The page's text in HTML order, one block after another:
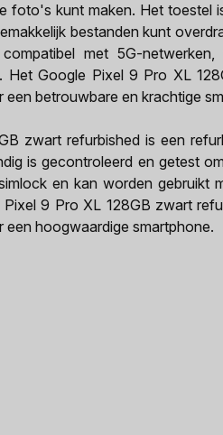
foto's kunt maken. Het toestel
bestanden kunt
met 5G-
Het Google Pixel 9 Pro XL
betrouwbare en krachtige
zwart refurbished is een
is gecontroleerd en getest
en kan worden gebruikt
9 Pro XL 128GB zwart
een hoogwaardige smartphone.